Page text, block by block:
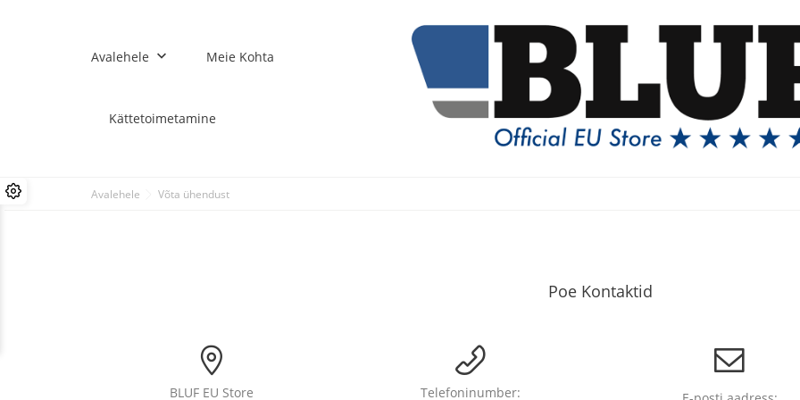
Avalehele keyboard_arrow_down Meie Kohta
Kättetoimetamine
Avalehele Võta ühendust
Poe Kontaktid
BLUF EU Store
Telefoninumber: